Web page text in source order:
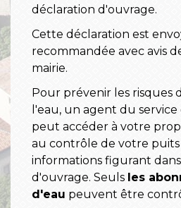
déclaration d'ouvrage.
Cette déclaration est
recommandée avec avis
mairie.
Pour prévenir les risques
l'eau, un agent du
peut accéder à votre
au contrôle de votre puits
informations figurant
d'ouvrage. Seuls les
d'eau peuvent être